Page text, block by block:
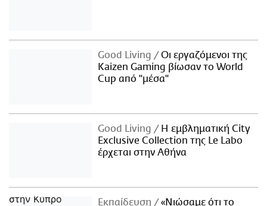
Good Living
Οι εργαζόμενοι της
Kaizen Gaming βίωσαν το World
Cup από "μέσα"
Good Living
Η εμβληματική City
Exclusive Collection της Le Labo
έρχεται στην Αθήνα
Εκπαίδευση
«Νιώσαμε ότι το